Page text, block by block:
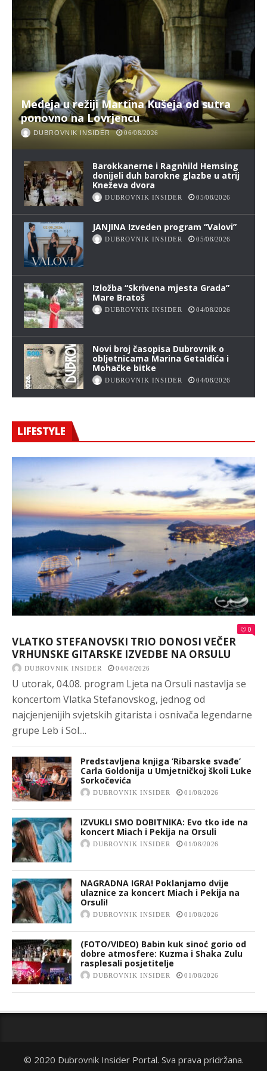
Medeja u režiji Martina Kušeja od sutra
ponovno na Lovrjencu
DUBROVNIK INSIDER 06/08/2026
Barokkanerne i Ragnhild Hemsing
donijeli duh barokne glazbe u atrij
Kneževa dvora
DUBROVNIK INSIDER 05/08/2026
JANJINA Izveden program “Valovi”
DUBROVNIK INSIDER 05/08/2026
Izložba “Skrivena mjesta Grada”
Mare Bratoš
DUBROVNIK INSIDER 04/08/2026
Novi broj časopisa Dubrovnik o
obljetnicama Marina Getaldića i
Mohačke bitke
DUBROVNIK INSIDER 04/08/2026
LIFESTYLE
0
VLATKO STEFANOVSKI TRIO DONOSI VEČER
VRHUNSKE GITARSKE IZVEDBE NA ORSULU
DUBROVNIK INSIDER 04/08/2026
U utorak, 04.08. program Ljeta na Orsuli nastavlja se
koncertom Vlatka Stefanovskog, jednog od
najcjenjenijih svjetskih gitarista i osnivača legendarne
grupe Leb i Sol....
Predstavljena knjiga ‘Ribarske svađe’
Carla Goldonija u Umjetničkoj školi Luke
Sorkočevića
DUBROVNIK INSIDER 01/08/2026
IZVUKLI SMO DOBITNIKA: Evo tko ide na
koncert Miach i Pekija na Orsuli
DUBROVNIK INSIDER 01/08/2026
NAGRADNA IGRA! Poklanjamo dvije
ulaznice za koncert Miach i Pekija na
Orsuli!
DUBROVNIK INSIDER 01/08/2026
(FOTO/VIDEO) Babin kuk sinoć gorio od
dobre atmosfere: Kuzma i Shaka Zulu
rasplesali posjetitelje
DUBROVNIK INSIDER 01/08/2026
© 2020 Dubrovnik Insider Portal. Sva prava pridržana.